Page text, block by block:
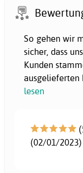
So gehen wir
sicher, dass
Kunden
ausgelieferten
lesen
(02/01/2023)